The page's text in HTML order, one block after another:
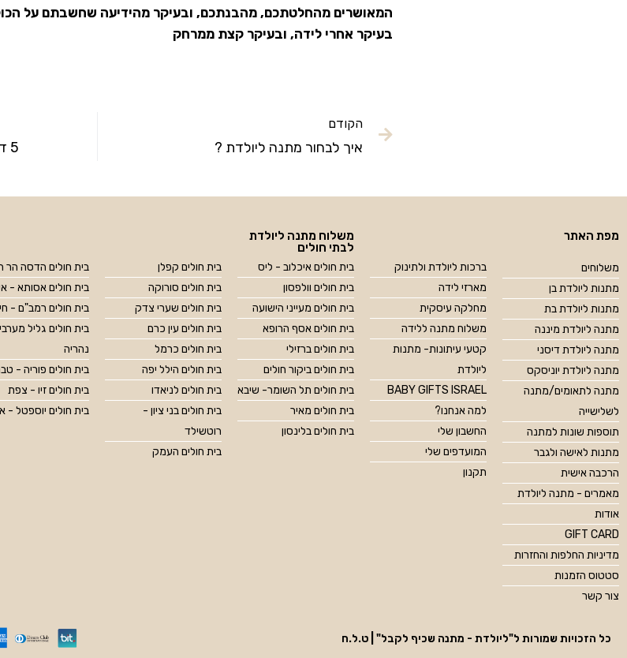
המאושרים מהחלטתכם, מהבנתכם, ובעיקר מהידיעה שחשבתם על
בעיקר אחרי לידה, ובעיקר קצת ממרחק
הקודם
איך לבחור מתנה ליולדת ? 5 דברים שכיף לעשות עם תינוקות
מפת האתר
משלוחים
מתנות ליולדת בן
מתנות ליולדת בת
מתנה ליולדת מיננה
מתנה ליולדת דיסני
מתנה ליולדת יוניסקס
מתנה לתאומים/מתנה
לשלישייה
תוספות שונות למתנה
מתנות לאישה ולגבר
הרכבה אישית
מאמרים - מתנה ליולדת
אודות
GIFT CARD
מדיניות החלפות והחזרות
סטטוס הזמנות
צור קשר
ברכות ליולדת ולתינוק
מארזי לידה
מחלקה עיסקית
משלוח מתנה ללידה
קטעי עיתונות- מתנות
ליולדת
BABY GIFTS ISRAEL
למה אנחנו?
החשבון שלי
המועדפים שלי
תקנון
משלוח מתנה ליולדת
לבתי חולים
בית חולים איכלוב - ליס
בית חולים וולפסון
בית חולים מעייני הישועה
בית חולים אסף הרופא
בית חולים ברזילי
בית חולים ביקור חולים
בית חולים תל השומר- שיבא
בית חולים מאיר
בית חולים בלינסון
בית חולים קפלן
בית חולים סורוקה
בית חולים שערי צדק
בית חולים עין כרם
בית חולים כרמל
בית חולים הילל יפה
בית חולים לניאדו
בית חולים בני ציון -
רוטשילד
בית חולים העמק
בית חולים הדסה הר
בית חולים אסותא -
בית חולים רמב"ם -
בית חולים גליל
נהריה
בית חולים פוריה -
בית חולים זיו - צפת
בית חולים יוספטל -
כל הזכויות שמורות ל"ליולדת - מתנה שכיף לקבל" | ט.ל.ח